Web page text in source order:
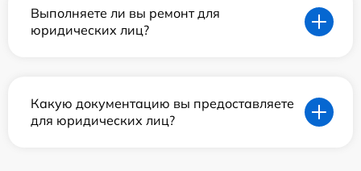
Выполняете ли вы ремонт для
юридических лиц?
Какую документацию вы предоставляете
для юридических лиц?